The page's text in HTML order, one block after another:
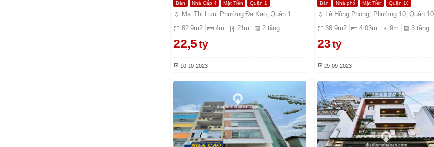
Bán Nhà Cấp 4 Mặt Tiền Quận 1
Mai Thị Lựu, Phường.Đa Kao, Quận 1
82.9m2 4m 21m 2 tầng
22,5tỷ
10-10-2023
Bán Nhà phố Mặt Tiền Quận 10
Lê Hồng Phong, Phường.10, Quận 10
38.9m2 4.03m 9m 3 tầng
23tỷ
29-09-2023